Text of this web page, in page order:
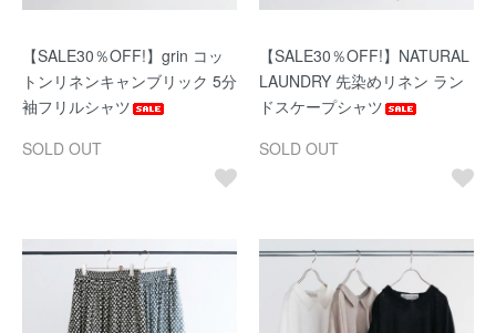
【SALE30％OFF!】grin コッ
トンリネンキャンブリック 5分
袖フリルシャツ
SOLD OUT
【SALE30％OFF!】NATURAL
LAUNDRY 先染めリネン ラン
ドスケープシャツ
SOLD OUT